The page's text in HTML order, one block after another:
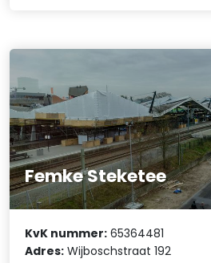
Femke Steketee
KvK nummer: 65364481
Adres: Wijboschstraat 192